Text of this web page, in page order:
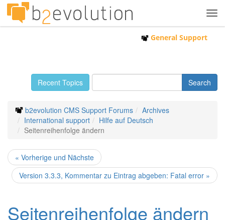
General Support
Recent Topics
b2evolution CMS Support Forums
Archives
International support
Hilfe auf Deutsch
Seitenreihenfolge ändern
« Vorherige und Nächste
Version 3.3.3, Kommentar zu Eintrag abgeben: Fatal error »
Seitenreihenfolge ändern